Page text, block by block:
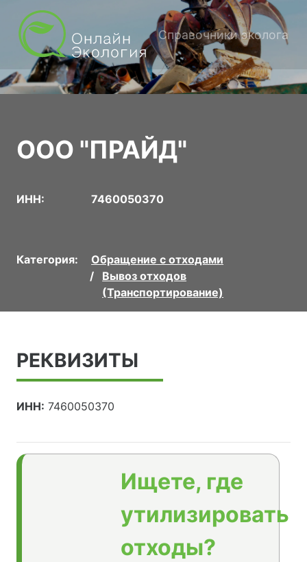
Справочники эколога
ООО "ПРАЙД"
ИНН: 7460050370
Категория:
Обращение с отходами
Вывоз отходов
(Транспортирование)
РЕКВИЗИТЫ
ИНН: 7460050370
Ищете, где
утилизировать
отходы?